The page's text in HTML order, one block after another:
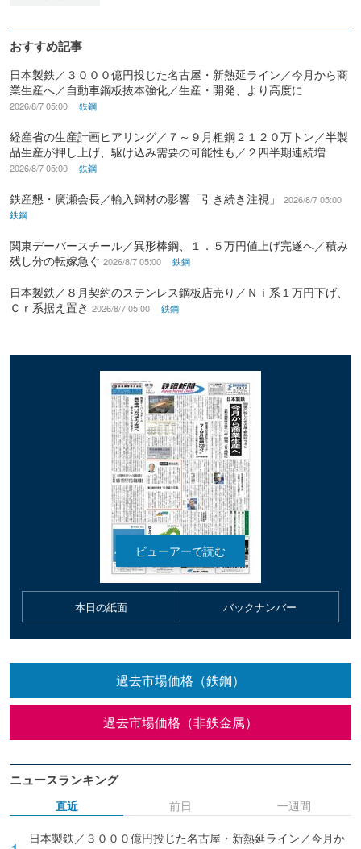
おすすめ記事
日本製鉄／３０００億円投じた名古屋・新熱延ライン／今月から商
業生産へ／自動車鋼板抜本強化／生産・開発、より高度に
2026/8/7 05:00 鉄鋼
経産省の生産計画ヒアリング／７～９月粗鋼２１２０万トン／半製
品生産が押し上げ、駆け込み需要の可能性も／２四半期連続増
2026/8/7 05:00 鉄鋼
鉄産懇・廣瀬会長／輸入鋼材の影響「引き続き注視」
2026/8/7 05:00
鉄鋼
関東デーバースチール／異形棒鋼、１．５万円値上げ完遂へ／積み
残し分の転嫁急ぐ 2026/8/7 05:00 鉄鋼
日本製鉄／８月契約のステンレス鋼板店売り／Ｎｉ系１万円下げ、
Ｃｒ系据え置き 2026/8/7 05:00 鉄鋼
本日の紙面 バックナンバー
過去市場価格（鉄鋼）
過去市場価格（非鉄金属）
ニュースランキング
直近
日本製鉄／３０００億円投じた名古屋・新熱延ライン／今月か
前日 一週間